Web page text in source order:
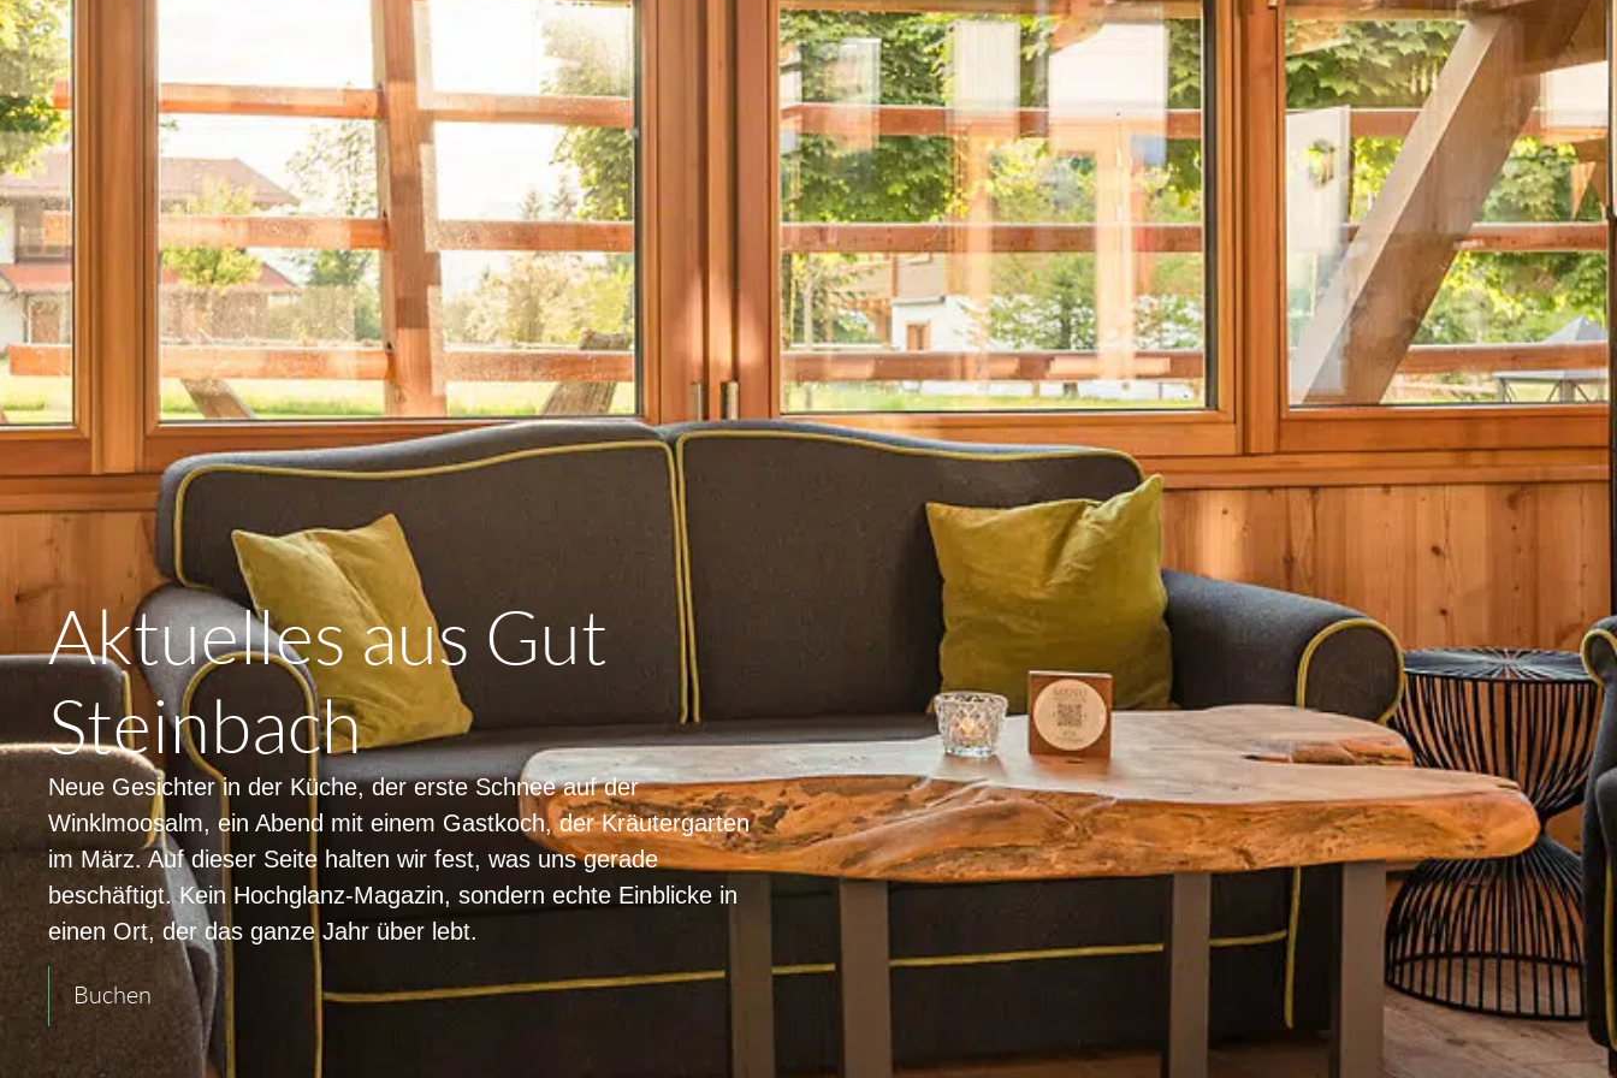
Aktuelles aus Gut
Steinbach
Neue Gesichter in der Küche, der erste Schnee auf der
Winklmoosalm, ein Abend mit einem Gastkoch, der Kräutergarten
im März. Auf dieser Seite halten wir fest, was uns gerade
beschäftigt. Kein Hochglanz-Magazin, sondern echte Einblicke in
einen Ort, der das ganze Jahr über lebt.
Buchen